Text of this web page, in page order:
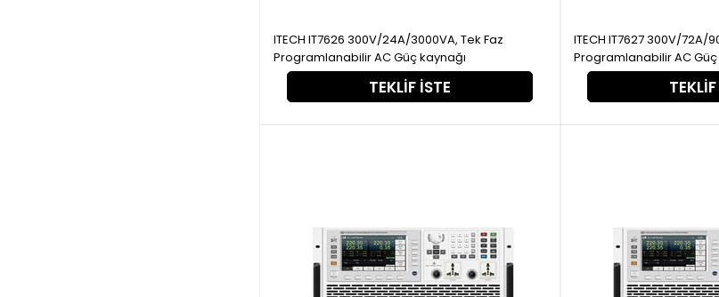
TEKLIF İSTE
ITECH IT7626 300V/24A/3000VA, Tek Faz
Programlanabilir AC Güç kaynağı
ITECH IT7627 300V/72A/9000VA, 1 veya 3 Faz
Programlanabilir AC Güç